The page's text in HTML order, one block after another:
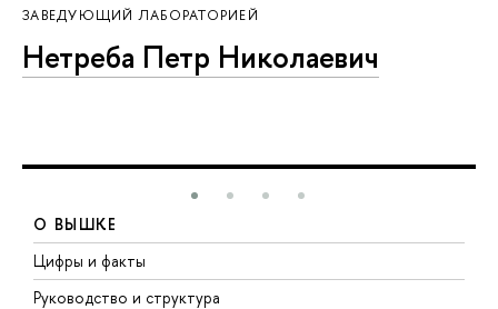
ЗАВЕДУЮЩИЙ ЛАБОРАТОРИЕЙ
Нетреба Петр Николаевич
О ВЫШКЕ
Цифры и факты
Руководство и структура